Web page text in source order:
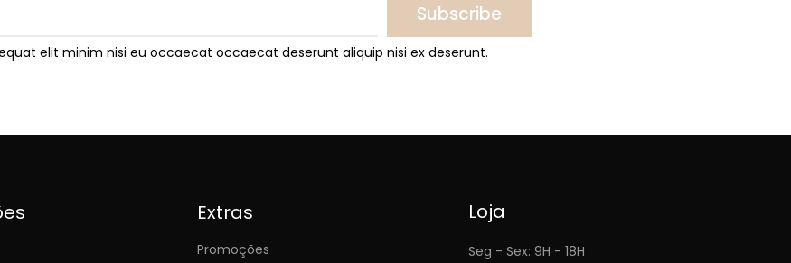
Subscribe
elit minim nisi eu occaecat occaecat deserunt aliquip nisi ex deserunt.
Extras
Promoções
Loja
Seg - Sex: 9H - 18H